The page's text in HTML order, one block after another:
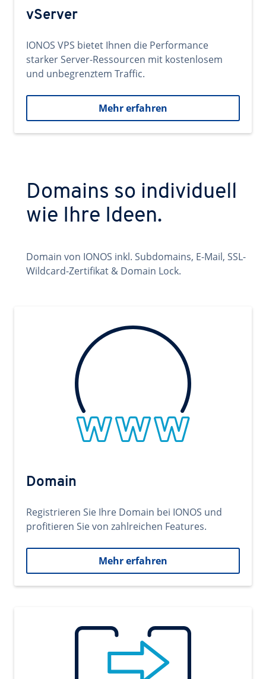
vServer
IONOS VPS bietet Ihnen die Performance
starker Server-Ressourcen mit kostenlosem
und unbegrenztem Traffic.
Mehr erfahren
Domains so individuell
wie Ihre Ideen.
Domain von IONOS inkl. Subdomains, E-Mail, SSL-
Wildcard-Zertifikat & Domain Lock.
Domain
Registrieren Sie Ihre Domain bei IONOS und
profitieren Sie von zahlreichen Features.
Mehr erfahren